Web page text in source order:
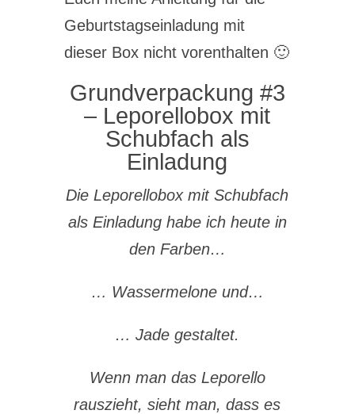
Geburtstagseinladung mit
dieser Box nicht vorenthalten 🙂
Grundverpackung #3
– Leporellobox mit
Schubfach als
Einladung
Die Leporellobox mit Schubfach
als Einladung habe ich heute in
den Farben…
… Wassermelone und…
… Jade gestaltet.
Wenn man das Leporello
rauszieht, sieht man, dass es